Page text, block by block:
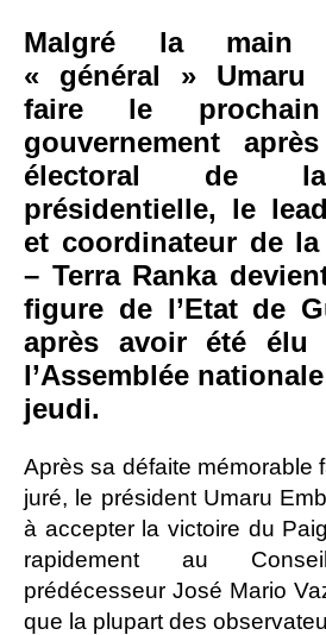
Malgré la main
« général » Umaru
faire le
gouvernement
électoral de
présidentielle, le
et coordinateur de
– Terra Ranka
figure de l’Etat de
après avoir été élu
l’Assemblée
jeudi.
Après sa défaite mémorable
juré, le président Umaru
à accepter la victoire du
rapidement au
prédécesseur José Mario
que la plupart des